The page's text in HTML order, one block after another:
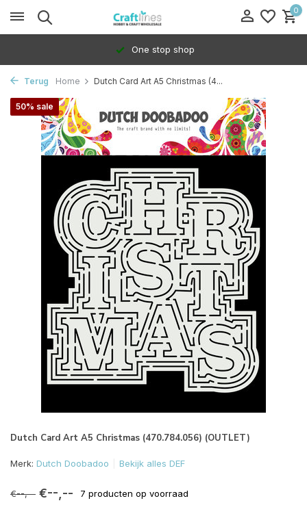
0
One stop shop
Terug Home Dutch Card Art A5 Christmas (4...
Dutch Card Art A5 Christmas (470.784.056) (OUTLET)
50% sale
Merk: Dutch Doobadoo Bekijk alles DEF
€--,-- €--,-- 7 producten op voorraad